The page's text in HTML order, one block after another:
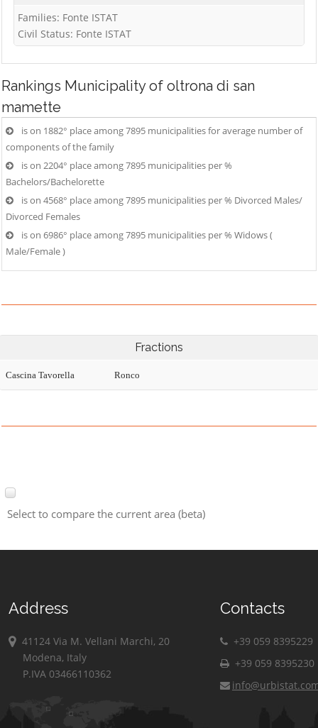
Families: Fonte ISTAT
Civil Status: Fonte ISTAT
Rankings Municipality of oltrona di san
mamette
is on 1882° place among 7895 municipalities for average number of
components of the family
is on 2204° place among 7895 municipalities per %
Bachelors/Bachelorette
is on 4568° place among 7895 municipalities per % Divorced Males/
Divorced Females
is on 6986° place among 7895 municipalities per % Widows (
Male/Female )
Fractions
Cascina Tavorella Ronco
Select to compare the current area (beta)
Address
41124 Via M. Vellani Marchi, 20
Modena, Italy
P.IVA 03466110362
Contacts
+39 059 8395229
+39 059 8395230